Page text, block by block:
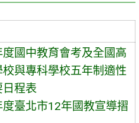
國中教育會考及全國高
與專科學校五年制適性
日程表
臺北市12年國教宣導摺